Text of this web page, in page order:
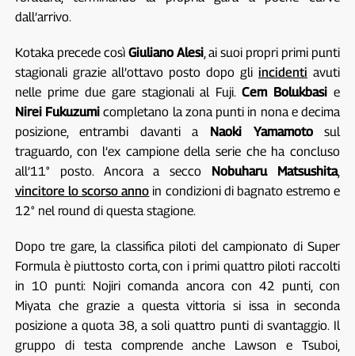
dall’arrivo.
Kotaka precede così Giuliano Alesi, ai suoi propri primi punti
stagionali grazie all’ottavo posto dopo gliincidenti avuti
nelle prime due gare stagionali al Fuji.Cem Bolukbasi e
Nirei Fukuzumi completano la zona punti in nona e decima
posizione, entrambi davanti a Naoki Yamamotosul
traguardo, con l’ex campione della serie che ha concluso
all’11° posto. Ancora a secco Nobuharu Matsushita,
vincitore lo scorso anno in condizioni di bagnato estremo e
12° nel round di questa stagione.
Dopo tre gare, la classifica piloti del campionato di Super
Formula è piuttosto corta, con i primi quattro piloti raccolti
in 10 punti: Nojiri comanda ancora con 42 punti, con
Miyata che grazie a questa vittoria si issa in seconda
posizione a quota 38, a soli quattro punti di svantaggio. Il
gruppo di testa comprende anche Lawson e Tsuboi,